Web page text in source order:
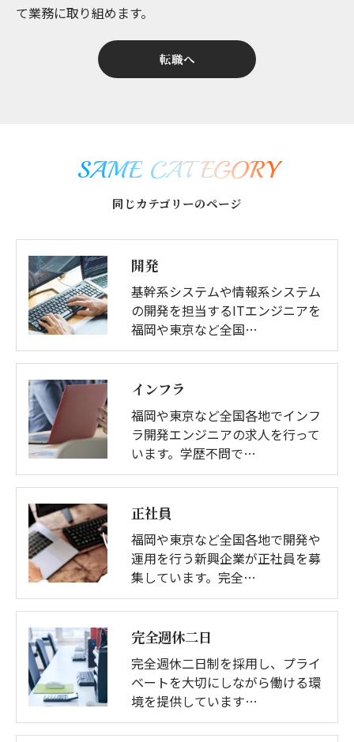
て業務に取り組めます。
転職へ
同じカテゴリーのページ
SAME CATEGORY
開発
基幹系システムや情報系システム
の開発を担当するITエンジニアを
福岡や東京など全国…
インフラ
福岡や東京など全国各地でインフ
ラ開発エンジニアの求人を行って
います。学歴不問で…
正社員
福岡や東京など全国各地で開発や
運用を行う新興企業が正社員を募
集しています。完全…
完全週休二日
完全週休二日制を採用し、プライ
ベートを大切にしながら働ける環
境を提供しています…